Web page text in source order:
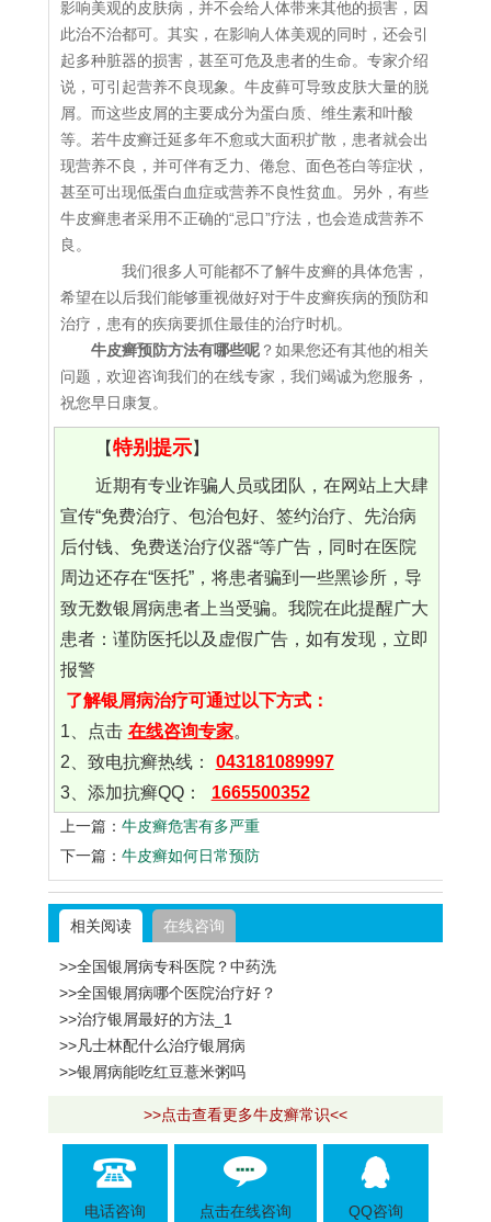
影响美观的皮肤病，并不会给人体带来其他的损害，因
此治不治都可。其实，在影响人体美观的同时，还会引
起多种脏器的损害，甚至可危及患者的生命。专家介绍
说，可引起营养不良现象。牛皮藓可导致皮肤大量的脱
屑。而这些皮屑的主要成分为蛋白质、维生素和叶酸
等。若牛皮癣迁延多年不愈或大面积扩散，患者就会出
现营养不良，并可伴有乏力、倦怠、面色苍白等症状，
甚至可出现低蛋白血症或营养不良性贫血。另外，有些
牛皮癣患者采用不正确的“忌口”疗法，也会造成营养不
良。
我们很多人可能都不了解牛皮癣的具体危害，
希望在以后我们能够重视做好对于牛皮癣疾病的预防和
治疗，患有的疾病要抓住最佳的治疗时机。
牛皮癣预防方法有哪些呢 ？如果您还有其他的相关
问题，欢迎咨询我们的在线专家，我们竭诚为您服务，
祝您早日康复。
【特别提示】
近期有专业诈骗人员或团队，在网站上大肆
宣传“免费治疗、包治包好、签约治疗、先治病
后付钱、免费送治疗仪器“等广告，同时在医院
周边还存在“医托”，将患者骗到一些黑诊所，导
致无数银屑病患者上当受骗。我院在此提醒广大
患者：谨防医托以及虚假广告，如有发现，立即
报警
了解银屑病治疗可通过以下方式：
1、点击 在线咨询专家。
2、致电抗癣热线：
043181089997
3、添加抗癣QQ：
1665500352
上一篇： 牛皮癣危害有多严重
下一篇： 牛皮癣如何日常预防
相关阅读 在线咨询
>>全国银屑病专科医院？中药洗
>>全国银屑病哪个医院治疗好？
>>治疗银屑最好的方法_1
>>凡士林配什么治疗银屑病
>>银屑病能吃红豆薏米粥吗
>>点击查看更多牛皮癣常识<<
电话咨询 点击在线咨询 QQ咨询